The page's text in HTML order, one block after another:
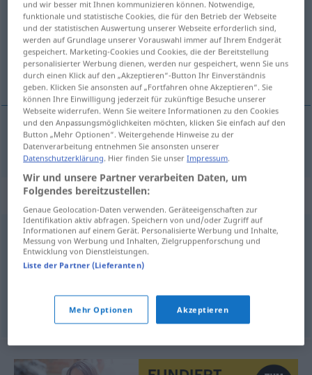
Übersicht aller Übersetzungen
(Für mehr Details die Übersetzung anklicken/antippen)
katkada, ponekad
katkada,ponekad bisweilen
Synonyme für "bisweilen"
mitunter,vereinzelt ,zeitweise,manchmal (Hauptform)
zuweilen,zeitweilig,stellenweise
© OpenThesaurus.de
und wir besser mit Ihnen kommunizieren können. Notwendige,
funktionale und statistische Cookies, die für den Betrieb der Webseite
und der statistischen Auswertung unserer Webseite erforderlich sind,
werden auf Grundlage unserer Vorauswahl immer auf Ihrem Endgerät
gespeichert. Marketing-Cookies und Cookies, die der Bereitstellung
personalisierter Werbung dienen, werden nur gespeichert, wenn Sie uns
durch einen Klick auf den „Akzeptieren“-Button Ihr Einverständnis
geben. Klicken Sie ansonsten auf „Fortfahren ohne Akzeptieren“. Sie
können Ihre Einwilligung jederzeit für zukünftige Besuche unserer
Webseite widerrufen. Wenn Sie weitere Informationen zu den Cookies
und den Anpassungsmöglichkeiten möchten, klicken Sie einfach auf den
Button „Mehr Optionen“. Weitergehende Hinweise zu der
Datenverarbeitung entnehmen Sie ansonsten unserer
Datenschutzerklärung . Hier finden Sie unserImpressum
Wir und unsere Partner verarbeiten Daten, um
Folgendes bereitzustellen:
Genaue Geolocation-Daten verwenden. Geräteeigenschaften zur
Identifikation aktiv abfragen. Speichern von und/oder Zugriff auf
Informationen auf einem Gerät. Personalisierte Werbung und Inhalte,
Messung von Werbung und Inhalten, Zielgruppenforschung und
Entwicklung von Dienstleistungen.
Liste der Partner (Lieferanten)
Mehr Optionen Akzeptieren